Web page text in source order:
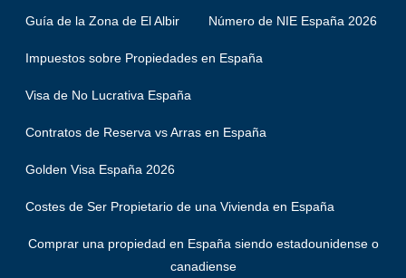
Guía de la Zona de El Albir Número de NIE España 2026
Impuestos sobre Propiedades en España
Visa de No Lucrativa España
Contratos de Reserva vs Arras en España
Golden Visa España 2026
Costes de Ser Propietario de una Vivienda en España
Comprar una propiedad en España siendo estadounidense o
canadiense